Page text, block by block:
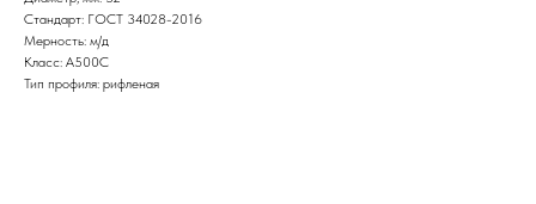
Стандарт: ГОСТ 34028-2016
Мерность: м/д
Класс: А500С
Тип профиля: рифленая